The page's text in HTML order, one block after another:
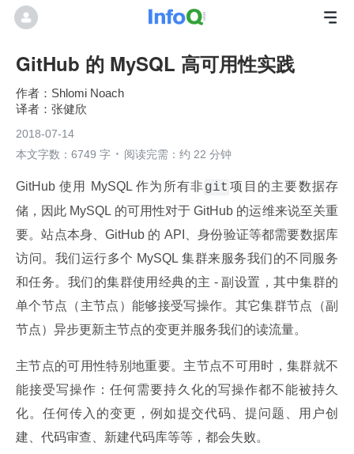
GitHub 的 MySQL 高可用性实践
Shlomi Noach
张健欣
2018-07-14
本文字数：6749 字
阅读完需：约 22 分钟
GitHub 使用 MySQL 作为所有非git 项目的主要数据存
储，因此 MySQL 的可用性对于 GitHub 的运维来说至关重
要。站点本身、GitHub 的 API、身份验证等都需要数据库
访问。我们运行多个 MySQL 集群来服务我们的不同服务
和任务。我们的集群使用经典的主 - 副设置，其中集群的
单个节点（主节点）能够接受写操作。其它集群节点（副
节点）异步更新主节点的变更并服务我们的读流量。
主节点的可用性特别地重要。主节点不可用时，集群就不
能接受写操作：任何需要持久化的写操作都不能被持久
化。任何传入的变更，例如提交代码、提问题、用户创
建、代码审查、新建代码库等等，都会失败。